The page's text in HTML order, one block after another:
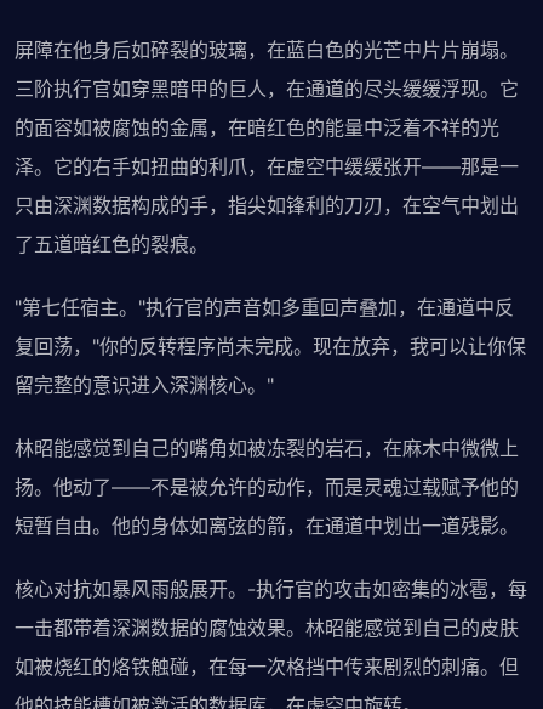
屏障在他身后如碎裂的玻璃，在蓝白色的光芒中片片崩塌。
三阶执行官如穿黑暗甲的巨人，在通道的尽头缓缓浮现。它
的面容如被腐蚀的金属，在暗红色的能量中泛着不祥的光
泽。它的右手如扭曲的利爪，在虚空中缓缓张开——那是一
只由深渊数据构成的手，指尖如锋利的刀刃，在空气中划出
了五道暗红色的裂痕。
"第七任宿主。"执行官的声音如多重回声叠加，在通道中反
复回荡，"你的反转程序尚未完成。现在放弃，我可以让你保
留完整的意识进入深渊核心。"
林昭能感觉到自己的嘴角如被冻裂的岩石，在麻木中微微上
扬。他动了——不是被允许的动作，而是灵魂过载赋予他的
短暂自由。他的身体如离弦的箭，在通道中划出一道残影。
核心对抗如暴风雨般展开。-执行官的攻击如密集的冰雹，每
一击都带着深渊数据的腐蚀效果。林昭能感觉到自己的皮肤
如被烧红的烙铁触碰，在每一次格挡中传来剧烈的刺痛。但